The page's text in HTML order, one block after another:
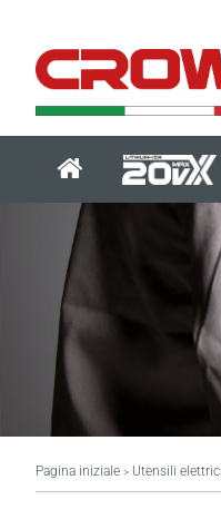
Pagina iniziale > Utensili elettrici